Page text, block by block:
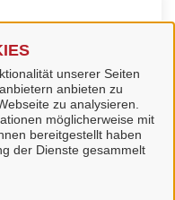
unserer Seiten
anbieten zu
zu analysieren.
möglicherweise mit
bereitgestellt haben
der Dienste gesammelt